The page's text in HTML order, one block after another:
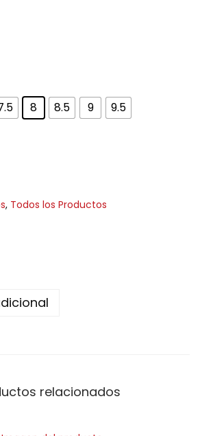
8 8.5 9 9.5
, Todos los Productos
relacionados